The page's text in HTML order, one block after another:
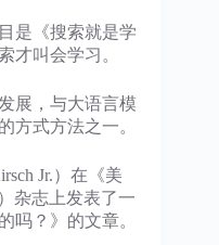
是《搜索就是学
才叫会学习。
展，与大语言模
方式方法之一。
Jr.）在《美
杂志上发表了一
？》的文章。